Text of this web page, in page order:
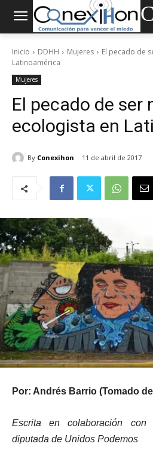
Inicio DDHH Mujeres
El pecado de
Latinoamérica
Mujeres
El pecado de ser
ecologista en
By Conexihon 11 de abril de 2017
Por: Andrés Barrio (Tomado
Escrita en colaboración con
diputada de Unidos Podemos